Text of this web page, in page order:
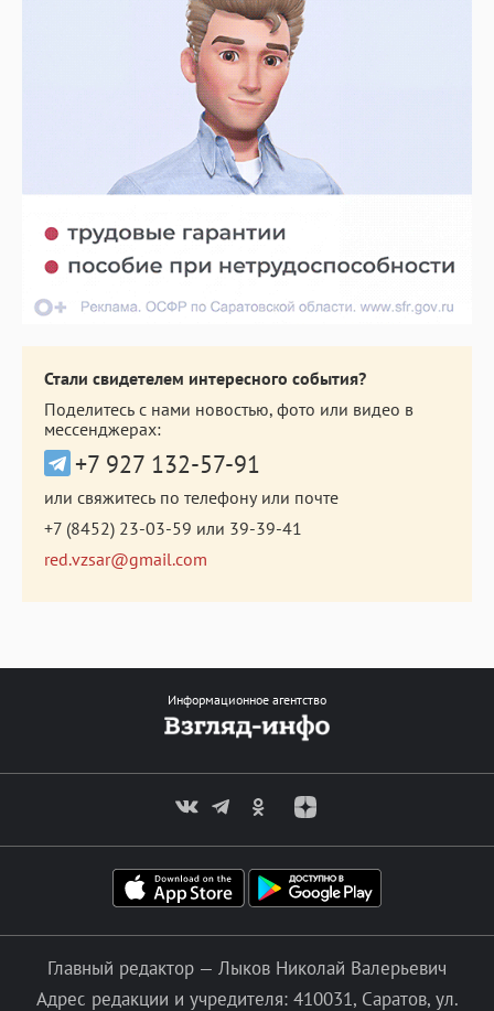
Стали свидетелем интересного события?
Поделитесь с нами новостью, фото или видео в
мессенджерах:
+7 927 132-57-91
или свяжитесь по телефону или почте
+7 (8452) 23-03-59 или 39-39-41
red.vzsar@gmail.com
Информационное агентство
Главный редактор — Лыков Николай Валерьевич
Адрес редакции и учредителя: 410031, Саратов, ул.